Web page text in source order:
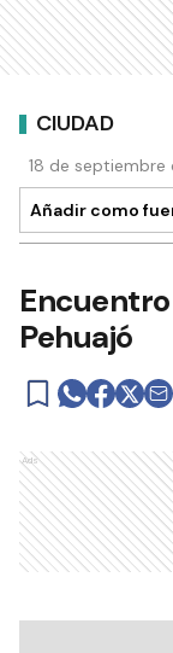
CIUDAD
18 de septiembre
Añadir como
Pehuajó
Ads